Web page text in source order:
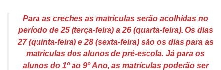
Para as creches as matrículas serão acolhidas no
período de 25 (terça-feira) a 26 (quarta-feira). Os dias
27 (quinta-feira) e 28 (sexta-feira) são os dias para as
matrículas dos alunos de pré-escola. Já para os
alunos do 1º ao 9º Ano, as matrículas poderão ser